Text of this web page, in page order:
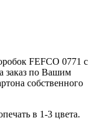
FEFCO 0771 с
заказ по Вашим
собственного
в 1-3 цвета.